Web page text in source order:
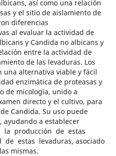
así como una relación
y el sitio de aislamiento de
diferencias
al evaluar la actividad de
y Candida no albicans y
entre la actividad de
de las levaduras. Los
una alternativa viable y fácil
enzimática de proteasas y
de micología, unido a
directo y el cultivo, para
Candida. Su uso puede
a establecer
la producción de estas
estas levaduras, asociado
mismas.